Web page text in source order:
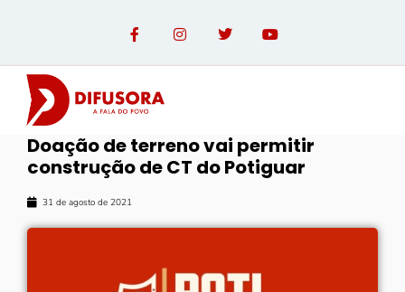
Doação de terreno vai permitir
construção de CT do Potiguar
31 de agosto de 2021